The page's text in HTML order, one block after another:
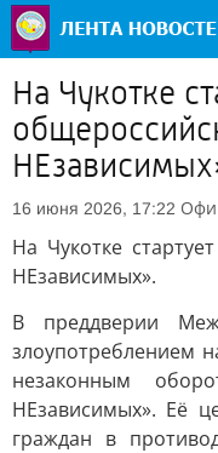
На Чукотке
16 июня 2026, 17:22
На Чукотке
НЕзависимых».
В преддверии
злоупотреблением
незаконным
НЕзависимых». Её
граждан в